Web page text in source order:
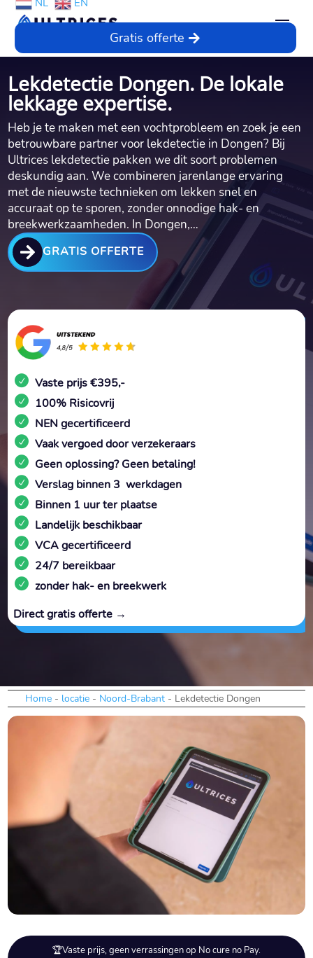
NL EN
Gratis offerte
Lekdetectie Dongen. De lokale
lekkage expertise.
Heb je te maken met een vochtprobleem en zoek je een
betrouwbare partner voor lekdetectie in Dongen? Bij
Ultrices lekdetectie pakken we dit soort problemen
deskundig aan. We combineren jarenlange ervaring
met de nieuwste technieken om lekken snel en
accuraat op te sporen, zonder onnodige hak- en
breekwerkzaamheden. In Dongen,…
 GRATIS OFFERTE
Vaste prijs €395,-
100% Risicovrij
NEN gecertificeerd
Vaak vergoed door verzekeraars
Geen oplossing? Geen betaling!
Verslag binnen 3 werkdagen
Binnen 1 uur ter plaatse
Landelijk beschikbaar
VCA gecertificeerd
24/7 bereikbaar
zonder hak- en breekwerk
Direct gratis offerte →
Home- locatie- Noord-Brabant- Lekdetectie Dongen
🏆Vaste prijs, geen verrassingen op No cure no Pay.